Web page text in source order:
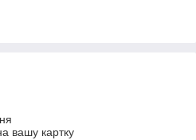
вашу картку